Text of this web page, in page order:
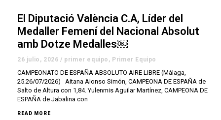
El Diputació València C.A, Líder del
Medaller Femení del Nacional Absolut
amb Dotze Medalles￼
26 julio, 2026 / primer equipo , Primer Equipo
CAMPEONATO DE ESPAÑA ABSOLUTO AIRE LIBRE (Málaga,
25.26/07/2026) Aitana Alonso Simón, CAMPEONA DE ESPAÑA de
Salto de Altura con 1,84. Yulenmis Aguilar Martínez, CAMPEONA DE
ESPAÑA de Jabalina con
READ MORE